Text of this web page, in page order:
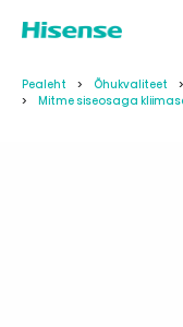
Pealeht Õhukvaliteet
Mitme siseosaga